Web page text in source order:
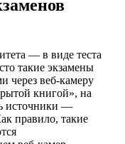
— в виде теста
такие экзамены
через веб-камеру
книгой», на
источники —
правило, такие